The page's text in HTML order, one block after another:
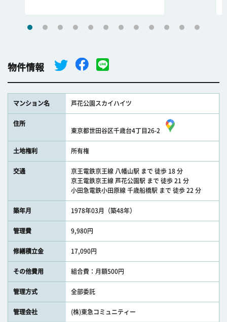
物件情報
マンション名 芦花公園スカイハイツ
住所
東京都世田谷区千歳台4丁目26-2
土地権利 所有権
交通
京王電鉄京王線 八幡山駅 まで 徒歩 18 分
京王電鉄京王線 芦花公園駅 まで 徒歩 21 分
小田急電鉄小田原線 千歳船橋駅 まで 徒歩 22 分
築年月 1978年03月（築48年）
管理費 9,980円
修繕積立金 17,090円
その他費用 組合費：月額500円
管理方式 全部委託
管理会社 (株)東急コミュニティー